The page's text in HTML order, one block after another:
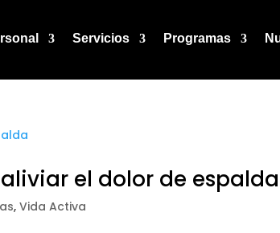
Servicios Programas
el dolor de espalda
,Vida Activa